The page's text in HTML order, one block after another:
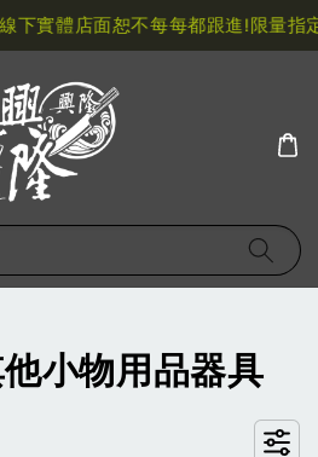
實體店面恕不每每都跟進!限量指定
小物用品器具